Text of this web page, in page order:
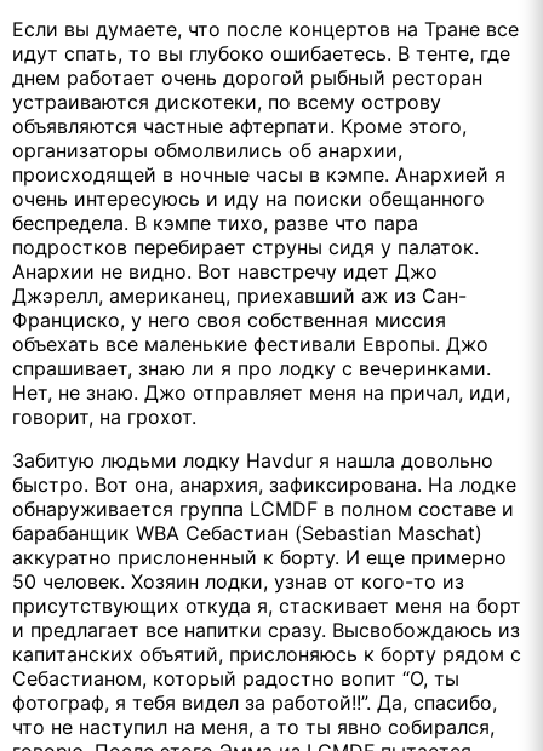
Если вы думаете, что после концертов на Тране все
идут спать, то вы глубоко ошибаетесь. В тенте, где
днем работает очень дорогой рыбный ресторан
устраиваются дискотеки, по всему острову
объявляются частные афтерпати. Кроме этого,
организаторы обмолвились об анархии,
происходящей в ночные часы в кэмпе. Анархией я
очень интересуюсь и иду на поиски обещанного
беспредела. В кэмпе тихо, разве что пара
подростков перебирает струны сидя у палаток.
Анархии не видно. Вот навстречу идет Джо
Джэрелл, американец, приехавший аж из Сан-
Франциско, у него своя собственная миссия
объехать все маленькие фестивали Европы. Джо
спрашивает, знаю ли я про лодку с вечеринками.
Нет, не знаю. Джо отправляет меня на причал, иди,
говорит, на грохот.
Забитую людьми лодку Havdur я нашла довольно
быстро. Вот она, анархия, зафиксирована. На лодке
обнаруживается группа LCMDF в полном составе и
барабанщик WBA Себастиан (Sebastian Maschat)
аккуратно прислоненный к борту. И еще примерно
50 человек. Хозяин лодки, узнав от кого-то из
присутствующих откуда я, стаскивает меня на борт
и предлагает все напитки сразу. Высвобождаюсь из
капитанских объятий, прислоняюсь к борту рядом с
Себастианом, который радостно вопит “О, ты
фотограф, я тебя видел за работой!!”. Да, спасибо,
что не наступил на меня, а то ты явно собирался,